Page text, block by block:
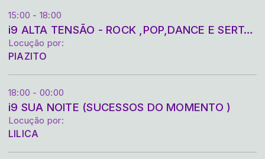
15:00 - 18:00
i9 ALTA TENSÃO - ROCK ,POP,DANCE E SERTANEJA
Locução por:
PIAZITO
18:00 - 00:00
i9 SUA NOITE (SUCESSOS DO MOMENTO )
Locução por:
LILICA